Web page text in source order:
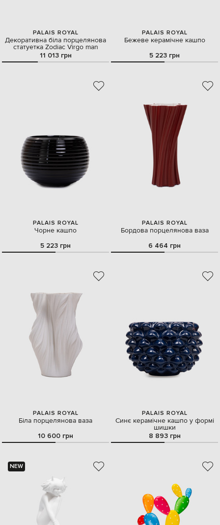
PALAIS ROYAL
Декоративна біла порцелянова
статуетка Zodiac Virgo man
11 013 грн
PALAIS ROYAL
Бежеве керамічне кашпо
5 223 грн
PALAIS ROYAL
Чорне кашпо
5 223 грн
PALAIS ROYAL
Бордова порцелянова ваза
6 464 грн
PALAIS ROYAL
Біла порцелянова ваза
10 600 грн
PALAIS ROYAL
Синє керамічне кашпо у формі
шишки
8 893 грн
NEW